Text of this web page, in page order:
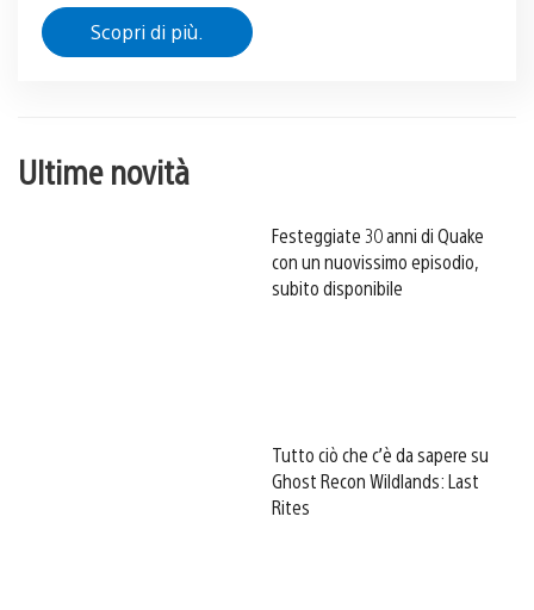
Scopri di più.
Ultime novità
Festeggiate 30 anni di Quake
con un nuovissimo episodio,
subito disponibile
Tutto ciò che c’è da sapere su
Ghost Recon Wildlands: Last
Rites